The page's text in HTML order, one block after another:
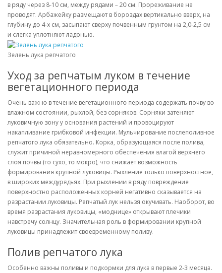
в ряду через 8-10 см, между рядами – 20 см. Прореживание не
проводят. Арбажейку размещают в бороздах вертикально вверх, на
глубину до 4-х см, засыпают сверху почвенным грунтом на 2,0-2,5 см
и слегка уплотняют ладонью.
Зелень лука репчатого
Уход за репчатым луком в течение
вегетационного периода
Очень важно в течение вегетационного периода содержать почву во
влажном состоянии, рыхлой, без сорняков. Сорняки затеняют
луковичную зону у основания растений и провоцируют
накапливание грибковой инфекции. Мульчирование послеполивное
репчатого лука обязательно. Корка, образующаяся после полива,
служит причиной неравномерного обеспечения влагой верхнего
слоя почвы (то сухо, то мокро), что снижает возможность
формирования крупной луковицы. Рыхление только поверхностное,
в широких междурядьях. При рыхлении в ряду повреждение
поверхностно расположенных корней негативно сказывается на
разрастании луковицы. Репчатый лук нельзя окучивать. Наоборот, во
время разрастания луковицы, «моднице» открывают плечики
навстречу солнцу. Значительная роль в формировании крупной
луковицы принадлежит своевременному поливу.
Полив репчатого лука
Особенно важны поливы и подкормки для лука в первые 2-3 месяца.